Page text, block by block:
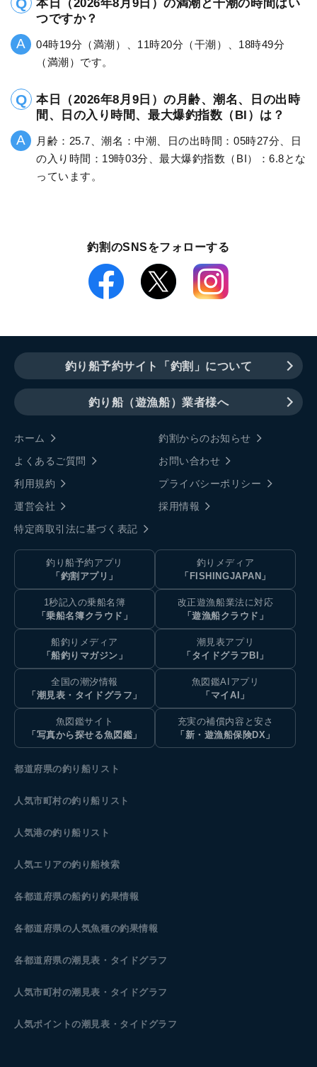
本日（2026年8月9日）の満潮と干潮の時間はい
つですか？
04時19分（満潮）、11時20分（干潮）、18時49分
（満潮）です。
本日（2026年8月9日）の月齢、潮名、日の出時
間、日の入り時間、最大爆釣指数（BI）は？
月齢：25.7、潮名：中潮、日の出時間：05時27分、日
の入り時間：19時03分、最大爆釣指数（BI）：6.8とな
っています。
釣割のSNSをフォローする
釣り船予約サイト「釣割」について
釣り船（遊漁船）業者様へ
ホーム
釣割からのお知らせ
よくあるご質問
お問い合わせ
利用規約
プライバシーポリシー
運営会社
採用情報
特定商取引法に基づく表記
釣り船予約アプリ
「釣割アプリ」
釣りメディア
「FISHINGJAPAN」
1秒記入の乗船名簿
「乗船名簿クラウド」
改正遊漁船業法に対応
「遊漁船クラウド」
船釣りメディア
「船釣りマガジン」
潮見表アプリ
「タイドグラフBI」
全国の潮汐情報
「潮見表・タイドグラフ」
魚図鑑AIアプリ
「マイAI」
魚図鑑サイト
「写真から探せる魚図鑑」
充実の補償内容と安さ
「新・遊漁船保険DX」
都道府県の釣り船リスト
人気市町村の釣り船リスト
人気港の釣り船リスト
人気エリアの釣り船検索
各都道府県の船釣り釣果情報
各都道府県の人気魚種の釣果情報
各都道府県の潮見表 ・タイドグラフ
人気市町村の潮見表・タイドグラフ
人気ポイントの潮見表・タイドグラフ